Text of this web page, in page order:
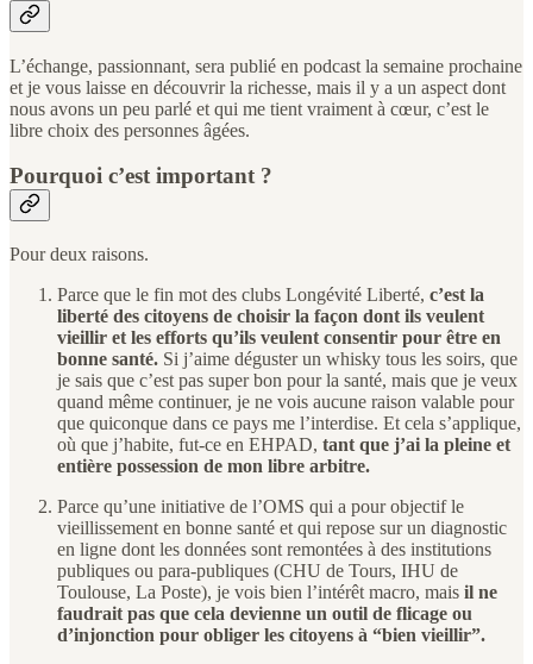
L’échange, passionnant, sera publié en podcast la semaine prochaine
et je vous laisse en découvrir la richesse, mais il y a un aspect dont
nous avons un peu parlé et qui me tient vraiment à cœur, c’est le
libre choix des personnes âgées.
Pourquoi c’est important ?
Pour deux raisons.
Parce que le fin mot des clubs Longévité Liberté, c’est la
liberté des citoyens de choisir la façon dont ils veulent
vieillir et les efforts qu’ils veulent consentir pour être en
bonne santé. Si j’aime déguster un whisky tous les soirs, que
je sais que c’est pas super bon pour la santé, mais que je veux
quand même continuer, je ne vois aucune raison valable pour
que quiconque dans ce pays me l’interdise. Et cela s’applique,
où que j’habite, fut-ce en EHPAD, tant que j’ai la pleine et
entière possession de mon libre arbitre.
Parce qu’une initiative de l’OMS qui a pour objectif le
vieillissement en bonne santé et qui repose sur un diagnostic
en ligne dont les données sont remontées à des institutions
publiques ou para-publiques (CHU de Tours, IHU de
Toulouse, La Poste), je vois bien l’intérêt macro, mais il ne
faudrait pas que cela devienne un outil de flicage ou
d’injonction pour obliger les citoyens à “bien vieillir”.